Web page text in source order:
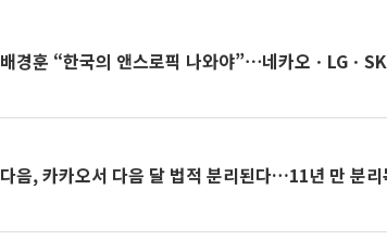
배경훈 “한국의 앤스로픽 나와야”⋯네카오ㆍLGㆍ
다음, 카카오서 다음 달 법적 분리된다…11년 만 분리